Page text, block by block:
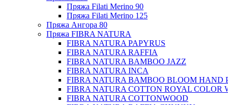
Пряжа Filati Merino 90
Пряжа Filati Merino 125
Пряжа Ангора 80
Пряжа FIBRA NATURA
FIBRA NATURA PAPYRUS
FIBRA NATURA RAFFIA
FIBRA NATURA BAMBOO JAZZ
FIBRA NATURA INCA
FIBRA NATURA BAMBOO BLOOM HAND
FIBRA NATURA COTTON ROYAL COLOR
FIBRA NATURA COTTONWOOD